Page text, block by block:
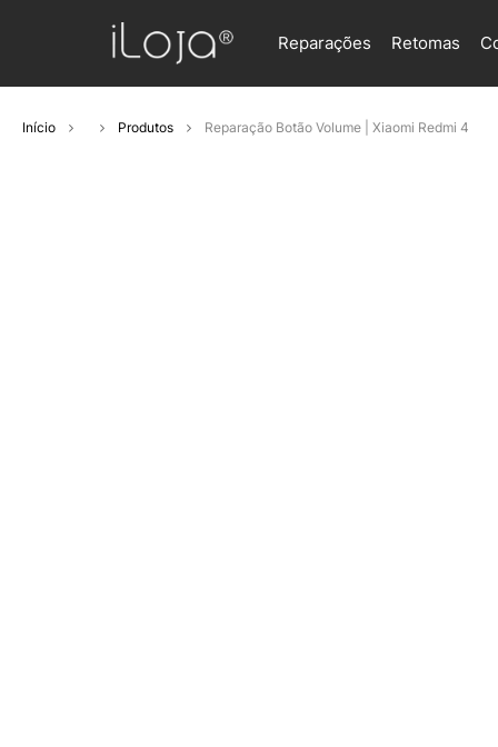
Reparações Retomas
Início Produtos Reparação Botão Volume | Xiaomi Redmi 4